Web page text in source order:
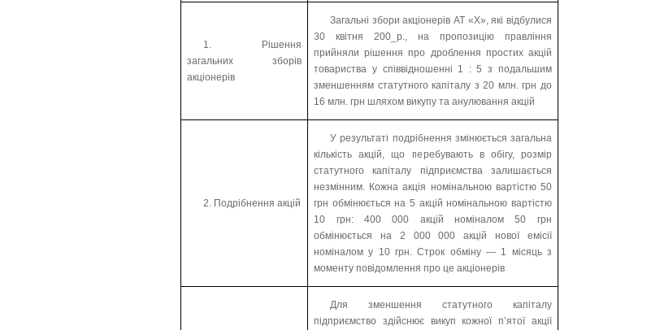
1. Рішення
загальних зборів
акціонерів
Загальні збори акціонерів АТ «Х», які відбулися
30 квітня 200_р., на пропозицію правління
прийняли рішення про дроблення простих акцій
товариства у співвідношенні 1 : 5 з подальшим
зменшенням статутного капіталу з 20 млн. грн до
16 млн. грн шляхом викупу та анулювання акцій
2. Подрібнення акцій
У результаті подрібнення змінюється загальна
кількість акцій, що перебувають в обігу, розмір
статутного капіталу підприємства залишається
незмінним. Кожна акція номінальною вартістю 50
грн обмінюється на 5 акцій номінальною вартістю
10 грн: 400 000 акцій номіналом 50 грн
обмінюється на 2 000 000 акцій нової емісії
номіналом у 10 грн. Строк обміну — 1 місяць з
моменту повідомлення про це акціонерів
Для зменшення статутного капіталу
підприємство здійснює викуп кожної п’ятої акції